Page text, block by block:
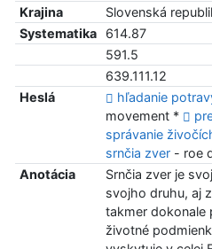
Krajina
Slovenská
Systematika
614.87
591.5
639.111.12
Heslá
hľadanie
movement *
správanie
srnčia zver- roe
Anotácia
Srnčia zver je
svojho druhu, aj
takmer dokonale
životné